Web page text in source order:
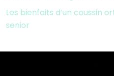
Les bienfaits d’un coussin
senior